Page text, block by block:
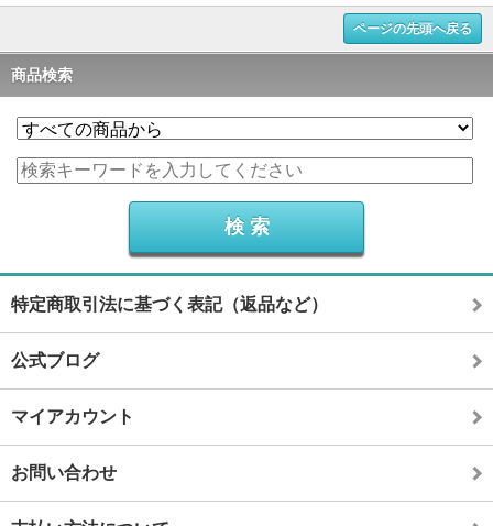
ページの先頭へ戻る
商品検索
特定商取引法に基づく表記（返品など）
公式ブログ
マイアカウント
お問い合わせ